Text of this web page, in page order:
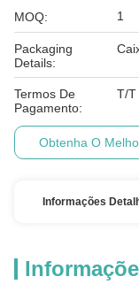
MOQ: 1
Packaging
Details:
Termos De
Pagamento:
T/T
Obtenha O
Informações